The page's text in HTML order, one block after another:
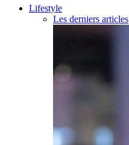
Lifestyle
Les derniers articles